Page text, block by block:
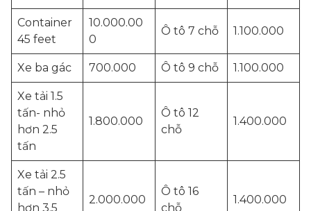
Container
45 feet
10.000.00
0
Ô tô 7 chỗ 1.100.000
Xe ba gác 700.000 Ô tô 9 chỗ 1.100.000
Xe tải 1.5
tấn- nhỏ
hơn 2.5
tấn
1.800.000
Ô tô 12
chỗ
1.400.000
Xe tải 2.5
tấn – nhỏ
hơn 3.5
2.000.000
Ô tô 16
chỗ
1.400.000